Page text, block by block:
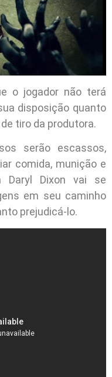
o jogador não terá
disposição quanto
tiro da produtora.
serão escassos,
comida, munição e
Daryl Dixon vai se
em seu caminho
prejudicá-lo.